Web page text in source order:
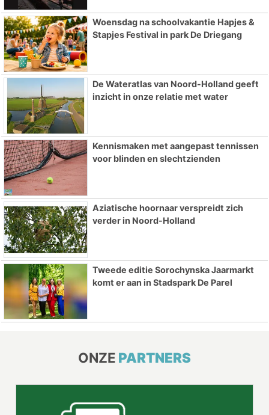
Woensdag na schoolvakantie Hapjes &
Stapjes Festival in park De Driegang
De Wateratlas van Noord-Holland geeft
inzicht in onze relatie met water
Kennismaken met aangepast tennissen
voor blinden en slechtzienden
Aziatische hoornaar verspreidt zich
verder in Noord-Holland
Tweede editie Sorochynska Jaarmarkt
komt er aan in Stadspark De Parel
ONZE PARTNERS